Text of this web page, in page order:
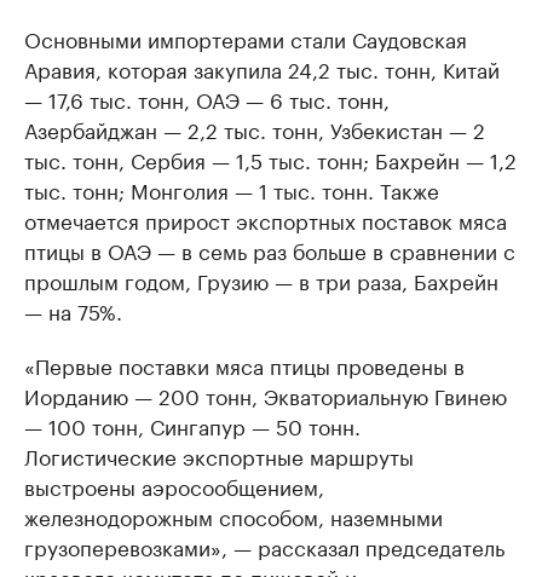
Основными импортерами стали Саудовская
Аравия, которая закупила 24,2 тыс. тонн, Китай
— 17,6 тыс. тонн, ОАЭ — 6 тыс. тонн,
Азербайджан — 2,2 тыс. тонн, Узбекистан — 2
тыс. тонн, Сербия — 1,5 тыс. тонн; Бахрейн — 1,2
тыс. тонн; Монголия — 1 тыс. тонн. Также
отмечается прирост экспортных поставок мяса
птицы в ОАЭ — в семь раз больше в сравнении с
прошлым годом, Грузию — в три раза, Бахрейн
— на 75%.
«Первые поставки мяса птицы проведены в
Иорданию — 200 тонн, Экваториальную Гвинею
— 100 тонн, Сингапур — 50 тонн.
Логистические экспортные маршруты
выстроены аэросообщением,
железнодорожным способом, наземными
грузоперевозками», — рассказал председатель